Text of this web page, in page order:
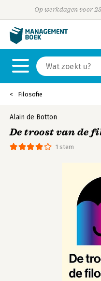
Op werkdagen voor
Filosofie
1 stem
Alain de Botton
De troost van de